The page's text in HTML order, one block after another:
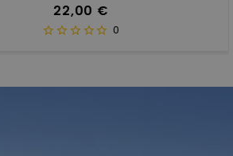
22,00 €
0